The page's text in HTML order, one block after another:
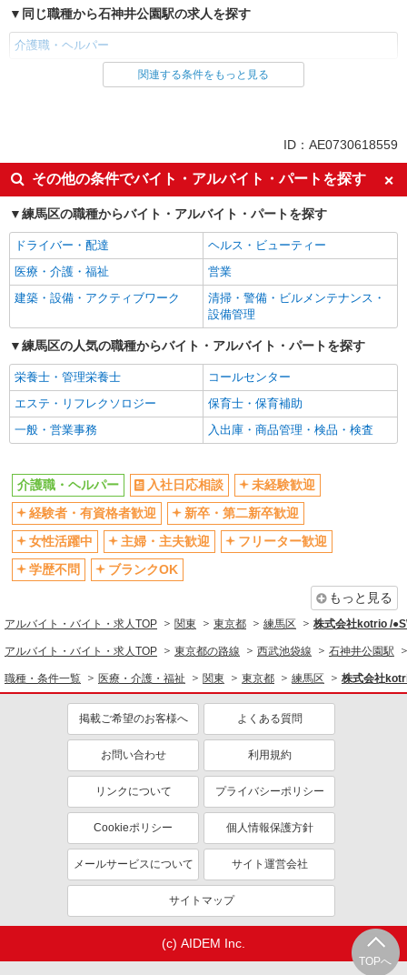
同じ職種から石神井公園駅の求人を探す
介護職・ヘルパー
同じ雇用形態から石神井公園駅の求人を探す
入社日応相談
未経験歓迎
経験者・有資格者歓迎
新卒・第二新卒歓迎
女性活躍中
主婦・主夫歓迎
フリーター歓迎
学歴不問
ブランクOK
ミドル（40代～）活躍中
エルダー（50代～）活躍中
シニア（60代～）活躍中
高収入・高額
ボーナス・賞与あり
昇給あり
完全週休2日制
フルタイム歓迎
禁煙・分煙
駅直結・駅チカ
車通勤OK
バイク通勤OK
自転車通勤OK
社会保険あり
産休・育休取得実績あり
退職金・財形貯蓄制度あり
各種手当（家族・役職・インセン
ティブなど）あり
制服貸与
研修制度あり
資格取得支援制度あり
医療・介護・福祉
介護職・ヘルパー
同じ特徴から求人を探す
未経験歓迎
ミドル（40代～）活躍中
ボーナス・賞与あり
車通勤OK
社会保険あり
産休・育休取得実績あり
関連する条件をもっと見る
ID：AE0730618559
その他の条件でバイト・アルバイト・パートを探す
練馬区の職種からバイト・アルバイト・パートを探す
ドライバー・配達
ヘルス・ビューティー
医療・介護・福祉
営業
建築・設備・アクティブワーク
清掃・警備・ビルメンテナンス・
設備管理
練馬区の人気の職種からバイト・アルバイト・パートを探す
栄養士・管理栄養士
コールセンター
エステ・リフレクソロジー
保育士・保育補助
一般・営業事務
入出庫・商品管理・検品・検査
TOPへ
介護職・ヘルパー 入社日応相談
未経験歓迎
経験者・有資格者歓迎
新卒・第二新卒歓迎
女性活躍中
主婦・主夫歓迎
フリーター歓迎
学歴不問
ブランクOK
もっと見る
アルバイト・バイト・求人TOP 関東 東京都 練馬区 株式会社kotrio /
アルバイト・バイト・求人TOP 東京都の路線 西武池袋線 石神井公園駅
職種・条件一覧 医療・介護・福祉 関東 東京都 練馬区 株式会社
掲載ご希望のお客様へ よくある質問
お問い合わせ 利用規約
リンクについて プライバシーポリシー
Cookieポリシー 個人情報保護方針
メールサービスについて サイト運営会社
サイトマップ
(c) AIDEM Inc.